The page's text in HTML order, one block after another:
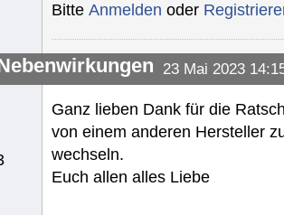
Bitte Anmelden oder
23 Mai 2023
Ganz lieben Dank für die
von einem anderen Hersteller
wechseln.
Euch allen alles Liebe